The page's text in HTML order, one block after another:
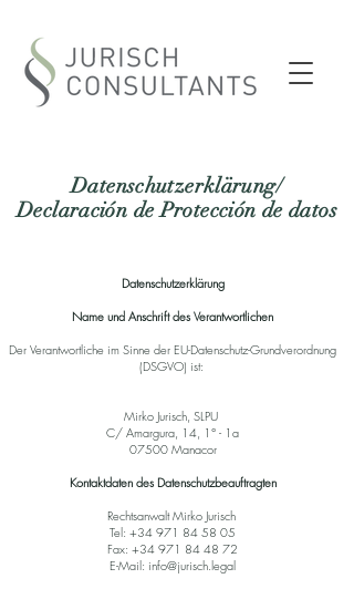
Datenschutzerklärung/
Declaración de Protección de datos
Datenschutzerklärung
Name und Anschrift des Verantwortlichen
Der Verantwortliche im Sinne der EU-Datenschutz-Grundverordnung
(DSGVO) ist:
Mirko Jurisch, SLPU
C/ Amargura, 14, 1° - 1a
07500 Manacor
Kontaktdaten des Datenschutzbeauftragten
Rechtsanwalt Mirko Jurisch
Tel: +34 971 84 58 05
Fax: +34 971 84 48 72
E-Mail: info@jurisch.legal